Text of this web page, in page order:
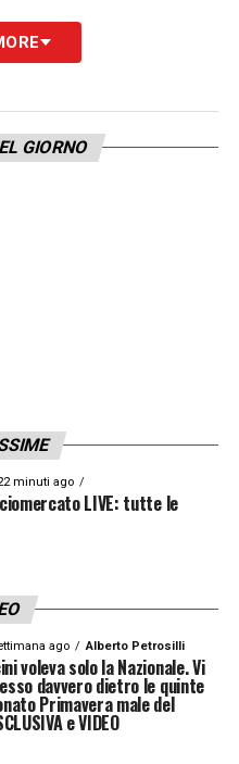
Romano
per un contratto
GIORNO
minuti ago
LIVE: tutte le
ago Alberto Petrosilli
voleva solo la Nazionale. Vi
davvero dietro le quinte
Primavera male del
e VIDEO